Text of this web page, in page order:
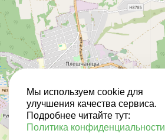
Мы используем cookie для
улучшения качества сервиса.
Подробнее читайте тут:
Политика конфиденциальности